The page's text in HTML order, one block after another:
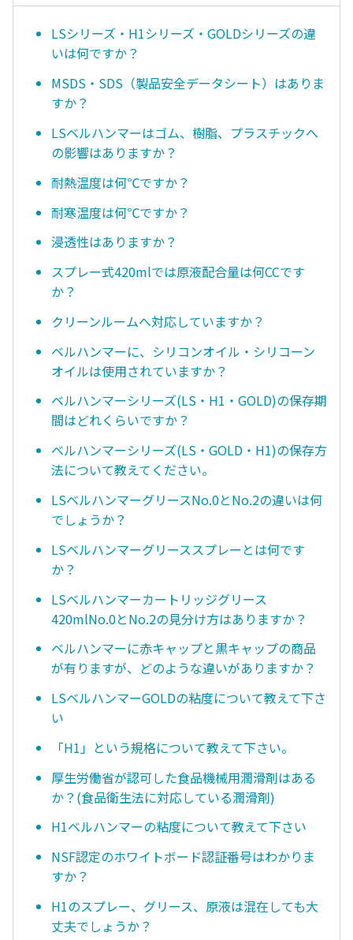
LSシリーズ・H1シリーズ・GOLDシリーズの違
いは何ですか？
MSDS・SDS（製品安全データシート）はありま
すか？
LSベルハンマーはゴム、樹脂、プラスチックへ
の影響はありますか？
耐熱温度は何℃ですか？
耐寒温度は何℃ですか？
浸透性はありますか？
スプレー式420mlでは原液配合量は何CCです
か？
クリーンルームへ対応していますか？
ベルハンマーに、シリコンオイル・シリコーン
オイルは使用されていますか？
ベルハンマーシリーズ(LS・H1・GOLD)の保存期
間はどれくらいですか？
ベルハンマーシリーズ(LS・GOLD・H1)の保存方
法について教えてください。
LSベルハンマーグリースNo.0とNo.2の違いは何
でしょうか？
LSベルハンマーグリーススプレーとは何です
か？
LSベルハンマーカートリッジグリース
420mlNo.0とNo.2の見分け方はありますか？
ベルハンマーに赤キャップと黒キャップの商品
が有りますが、どのような違いがありますか？
LSベルハンマーGOLDの粘度について教えて下さ
い
「H1」という規格について教えて下さい。
厚生労働省が認可した食品機械用潤滑剤はある
か？(食品衛生法に対応している潤滑剤)
H1ベルハンマーの粘度について教えて下さい
NSF認定のホワイトボード認証番号はわかりま
すか？
H1のスプレー、グリース、原液は混在しても大
丈夫でしょうか？